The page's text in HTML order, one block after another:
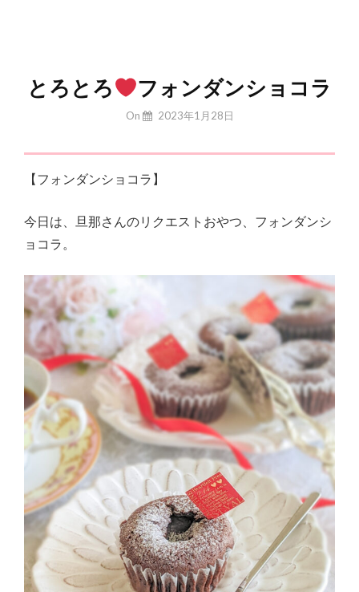
とろとろ フォンダンショコラ
By
On 2023年1月28日
【フォンダンショコラ】
今日は、旦那さんのリクエストおやつ、フォンダンシ
ョコラ。